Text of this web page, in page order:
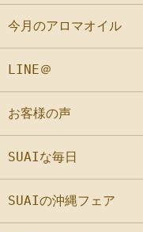
今月のアロマオイル
LINE＠
お客様の声
SUAIな毎日
SUAIの沖縄フェア